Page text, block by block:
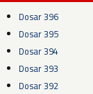
Dosar 396
Dosar 395
Dosar 394
Dosar 393
Dosar 392